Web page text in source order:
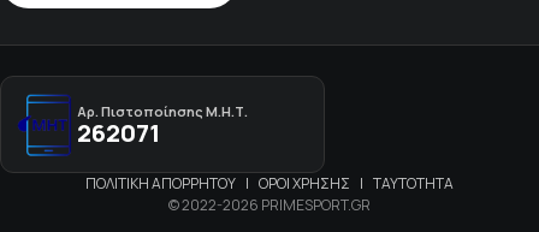
Αρ. Πιστοποίησης Μ.Η.Τ.
262071
ΠΟΛΙΤΙΚΗ ΑΠΟΡΡΗΤΟΥ | ΟΡΟΙ ΧΡΗΣΗΣ | ΤΑΥΤΟΤΗΤΑ
© 2022-2026 PRIMESPORT.GR